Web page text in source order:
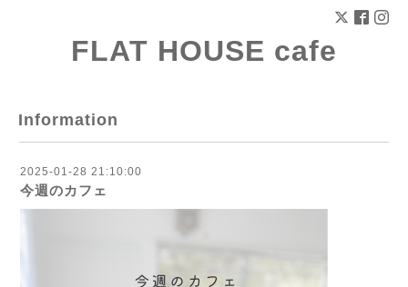
FLAT HOUSE cafe
Information
2025-01-28 21:10:00
今週のカフェ